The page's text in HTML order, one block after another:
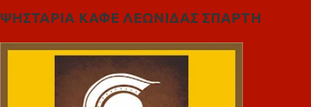
ΨΗΣΤΑΡΙΑ ΚΑΦΕ ΛΕΩΝΙΔΑΣ ΣΠΑΡΤΗ